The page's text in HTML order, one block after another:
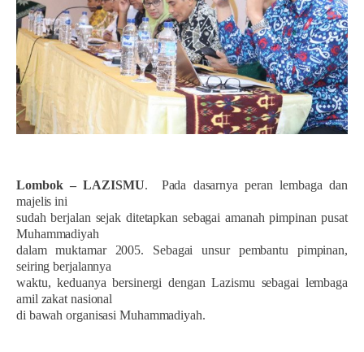
Lombok – LAZISMU.
Pada dasarnya peran lembaga dan
majelis ini
sudah berjalan sejak ditetapkan sebagai amanah pimpinan pusat
Muhammadiyah
dalam muktamar 2005. Sebagai unsur pembantu pimpinan,
seiring berjalannya
waktu, keduanya bersinergi dengan Lazismu sebagai lembaga
amil zakat nasional
di bawah organisasi Muhammadiyah.